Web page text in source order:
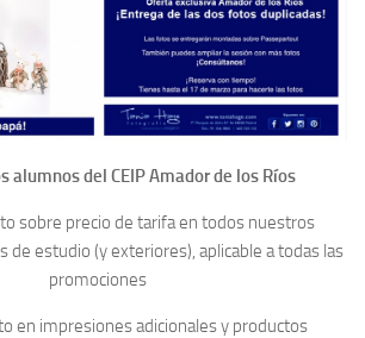
alumnos del CEIP Amador de los Ríos
sobre precio de tarifa en todos nuestros
de estudio (y exteriores), aplicable a todas las
promociones
en impresiones adicionales y productos